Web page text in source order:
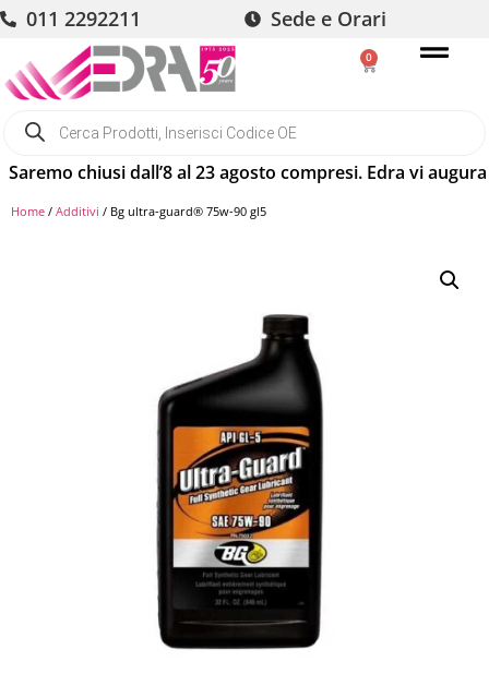
011 2292211 Sede e Orari
0
chiusi dall’8 al 23 agosto compresi. Edra vi augura
Home / Additivi / Bg ultra-guard® 75w-90 gl5